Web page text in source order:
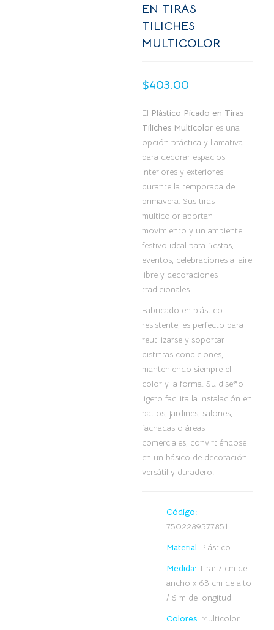
EN TIRAS
TILICHES
MULTICOLOR
$403.00
El Plástico Picado en Tiras
Tiliches Multicolor es una
opción práctica y llamativa
para decorar espacios
interiores y exteriores
durante la temporada de
primavera. Sus tiras
multicolor aportan
movimiento y un ambiente
festivo ideal para fiestas,
eventos, celebraciones al aire
libre y decoraciones
tradicionales.
Fabricado en plástico
resistente, es perfecto para
reutilizarse y soportar
distintas condiciones,
manteniendo siempre el
color y la forma. Su diseño
ligero facilita la instalación en
patios, jardines, salones,
fachadas o áreas
comerciales, convirtiéndose
en un básico de decoración
versátil y duradero.
Código:
7502289577851
Material: Plástico
Medida: Tira: 7 cm de
ancho x 63 cm de alto
/ 6 m de longitud
Colores: Multicolor